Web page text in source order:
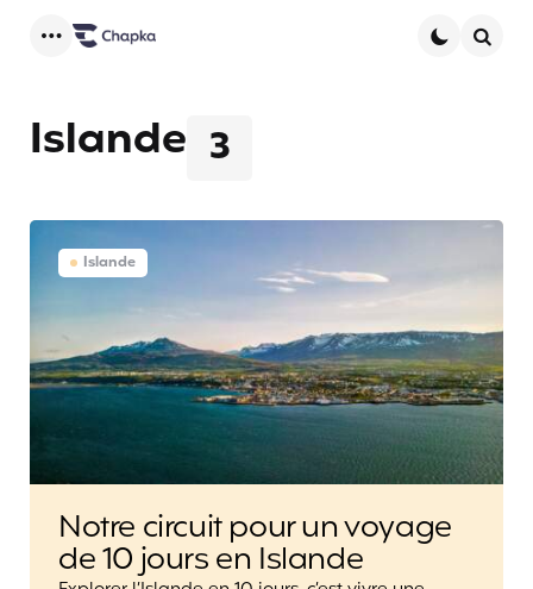
3
Islande
Islande
Notre circuit pour un voyage
de 10 jours en Islande